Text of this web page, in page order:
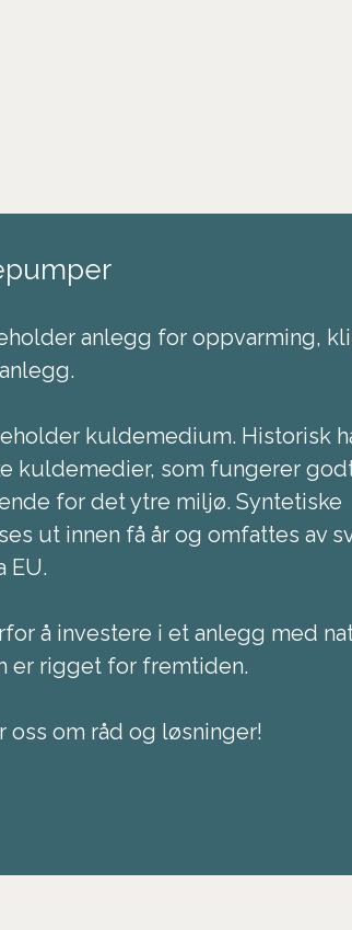
anlegg for oppvarming,
kuldemedium. Historisk
kuldemedier, som fungerer
for det ytre miljø. Syntetiske
ut innen få år og omfattes av
EU.
å investere i et anlegg med
er rigget for fremtiden.
oss om råd og løsninger!